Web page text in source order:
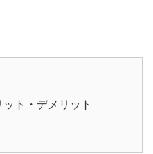
ト・デメリット